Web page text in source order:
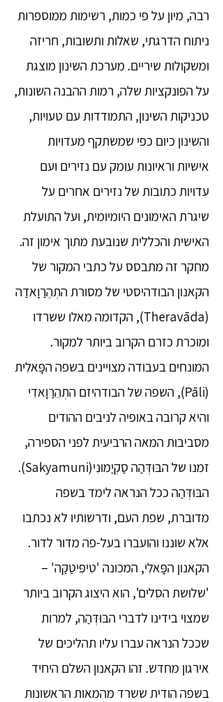
רבה, מיון על פי כמות, רשימות ממוספרות
ניתוח הדרגתי, שאלות ותשובות, חריזה
ומשקולות שיריים. מערכת השינון מוצגת
על הפונקציות שלה, רמות ההבנה השונות,
טכניקות השינון, התמודדות עם טעויות,
והשינון כיום כפי שמשתקף מעדויות
אישיות וראיונות עומק עם נזירים ועם
עדויות כתובות של נזירים אחרים על
שיגרת האימונים היומיומית, ועל התועלת
האישית והכללית שנובעת מתוך אימון זה.
מחקר זה מתבסס על כתבי המקור של
הקאנון הבודהיסטי של מסורת התְהֶרַוָאדַה
(Theravāda), הקדומה מאלו ששרדו
ומוכרת כזרם הקרוב ביותר למקור.
המונחים בעבודה מצויינים בשפה הפָּאלִית
(Pāli), השפה של הבודהיזם התְהֵרַוָאדִי
והיא קרובה באופיה לניבים ההודים
מסביבות המאה הרביעית לפני הספירה,
זמנו של הבּוּדְּהַה סַקְיַמוּנִי(Sakyamuni).
הבּוּדְּהַה ככל הנראה לימד בשפה
מדוברת, שפת העם, ודרשותיו לא נכתבו
אלא שוננו והועברו בעל-פה מדור לדור.
הקאנון הפָּאלִי, המכונה 'טִיפִּיטַקַה' –
'שלושת הסלים', הוא היצוג הקרוב ביותר
שמצוי בידינו לדברי הבּוּדְּהַה, למרות
שככל הנראה עברו עליו תהליכים של
אירגון מחדש. זהו הקאנון השלם היחיד
בשפה הודית ששרד מהמאות הראשונות